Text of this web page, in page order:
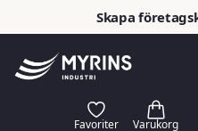
Skapa